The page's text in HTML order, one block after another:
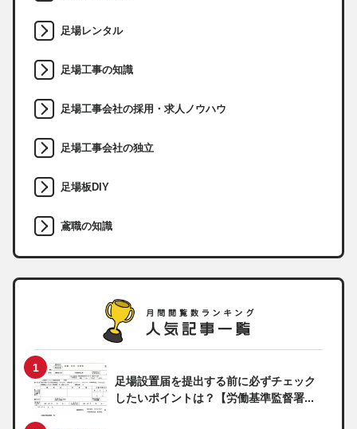
足場レンタル
足場工事の知識
足場工事会社の採用・求人ノウハウ
足場工事会社の独立
足場板DIY
鳶職の知識
足場設置届を提出する前に必ずチェック
したいポイントは？【労働基準監督署...